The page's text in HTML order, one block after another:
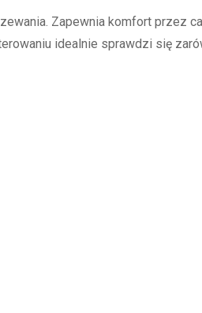
Zapewnia komfort przez
idealnie sprawdzi się